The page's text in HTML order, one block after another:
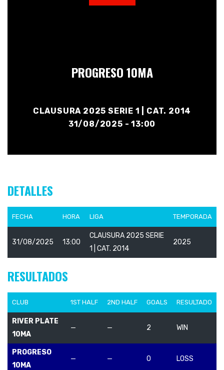
PROGRESO 10MA
CLAUSURA 2025 SERIE 1 | CAT. 2014
31/08/2025 - 13:00
DETALLES
FECHA HORA LIGA TEMPORADA
31/08/2025 13:00
CLAUSURA 2025 SERIE
1 | CAT. 2014
2025
RESULTADOS
CLUB 1ST HALF 2ND HALF GOALS RESULTADO
RIVER PLATE
10MA
— — 2 WIN
PROGRESO
10MA
— — 0 LOSS